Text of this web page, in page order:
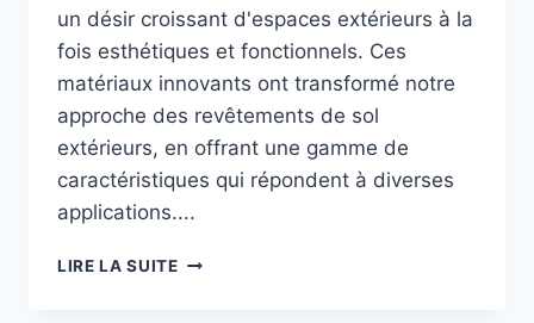
un désir croissant d'espaces extérieurs à la
fois esthétiques et fonctionnels. Ces
matériaux innovants ont transformé notre
approche des revêtements de sol
extérieurs, en offrant une gamme de
caractéristiques qui répondent à diverses
applications....
LIRE LA SUITECOMPRENDRE